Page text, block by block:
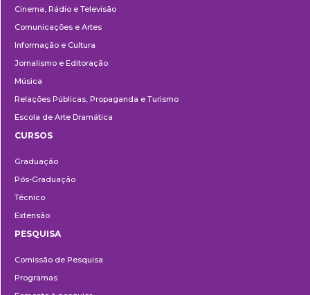
Cinema, Rádio e Televisão
Comunicações e Artes
Informação e Cultura
Jornalismo e Editoração
Música
Relações Públicas, Propaganda e Turismo
Escola de Arte Dramática
CURSOS
Graduação
Pós-Graduação
Técnico
Extensão
PESQUISA
Comissão de Pesquisa
Programas